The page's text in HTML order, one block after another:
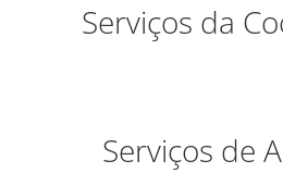
Serviços da
Serviços de